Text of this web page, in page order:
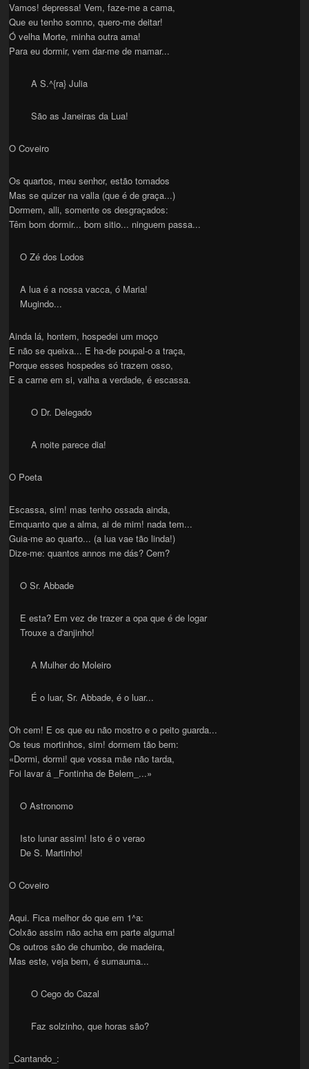
Vamos! depressa! Vem, faze-me a cama,
Que eu tenho somno, quero-me deitar!
Ó velha Morte, minha outra ama!
Para eu dormir, vem dar-me de mamar...
A S.^{ra} Julia
São as Janeiras da Lua!
O Coveiro
Os quartos, meu senhor, estão tomados
Mas se quizer na valla (que é de graça...)
Dormem, alli, somente os desgraçados:
Têm bom dormir... bom sitio... ninguem passa...
O Zé dos Lodos
A lua é a nossa vacca, ó Maria!
Mugindo...
Ainda lá, hontem, hospedei um moço
E não se queixa... E ha-de poupal-o a traça,
Porque esses hospedes só trazem osso,
E a carne em si, valha a verdade, é escassa.
O Dr. Delegado
A noite parece dia!
O Poeta
Escassa, sim! mas tenho ossada ainda,
Emquanto que a alma, ai de mim! nada tem...
Guia-me ao quarto... (a lua vae tão linda!)
Dize-me: quantos annos me dás? Cem?
O Sr. Abbade
E esta? Em vez de trazer a opa que é de logar
Trouxe a d'anjinho!
A Mulher do Moleiro
É o luar, Sr. Abbade, é o luar...
Oh cem! E os que eu não mostro e o peito guarda...
Os teus mortinhos, sim! dormem tão bem:
«Dormi, dormi! que vossa mãe não tarda,
Foi lavar á _Fontinha de Belem_...»
O Astronomo
Isto lunar assim! Isto é o verao
De S. Martinho!
O Coveiro
Aqui. Fica melhor do que em 1^a:
Colxão assim não acha em parte alguma!
Os outros são de chumbo, de madeira,
Mas este, veja bem, é sumauma...
O Cego do Cazal
Faz solzinho, que horas são?
_Cantando_: